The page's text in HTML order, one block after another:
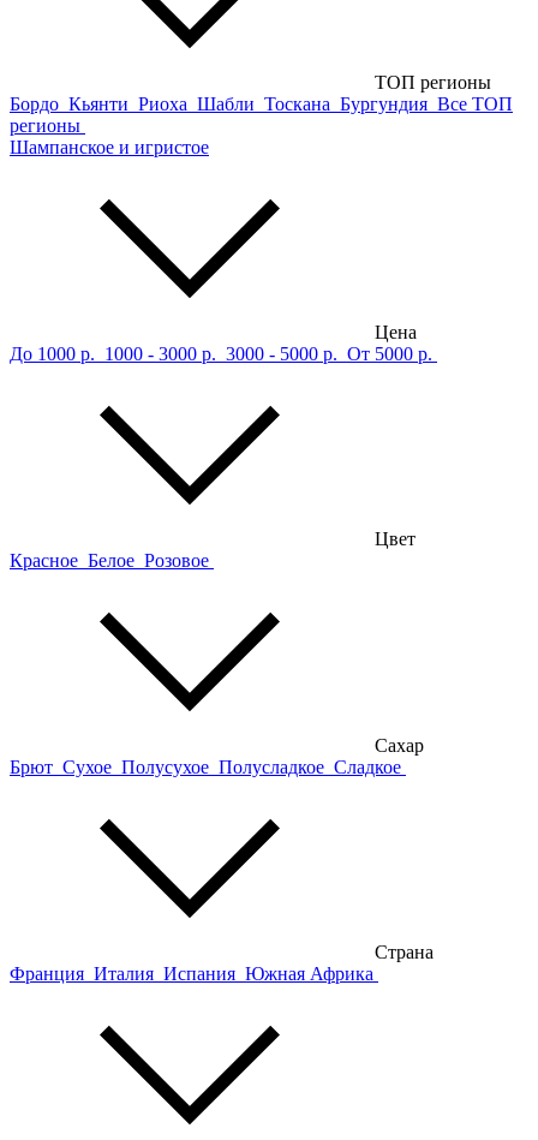
ТОП регионы
Бордо Кьянти Риоха Шабли Тоскана Бургундия Все ТОП
регионы
Шампанское и игристое
Цена
До 1000 р. 1000 - 3000 р. 3000 - 5000 р. От 5000 р.
Цвет
Красное Белое Розовое
Сахар
Брют Сухое Полусухое Полусладкое Сладкое
Страна
Франция Италия Испания Южная Африка